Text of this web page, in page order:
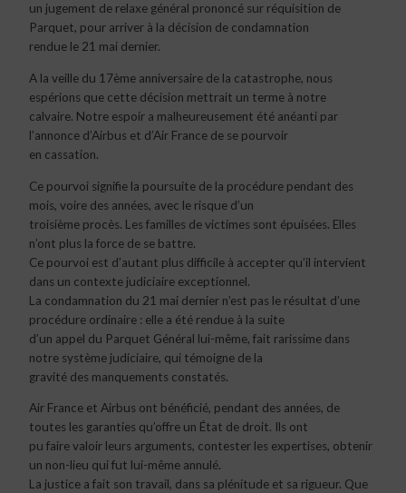
un jugement de relaxe général prononcé sur réquisition de
Parquet, pour arriver à la décision de condamnation
rendue le 21 mai dernier.
A la veille du 17ème anniversaire de la catastrophe, nous
espérions que cette décision mettrait un terme à notre
calvaire. Notre espoir a malheureusement été anéanti par
l’annonce d’Airbus et d’Air France de se pourvoir
en cassation.
Ce pourvoi signifie la poursuite de la procédure pendant des
mois, voire des années, avec le risque d’un
troisième procès. Les familles de victimes sont épuisées. Elles
n’ont plus la force de se battre.
Ce pourvoi est d’autant plus difficile à accepter qu’il intervient
dans un contexte judiciaire exceptionnel.
La condamnation du 21 mai dernier n’est pas le résultat d’une
procédure ordinaire : elle a été rendue à la suite
d’un appel du Parquet Général lui-même, fait rarissime dans
notre système judiciaire, qui témoigne de la
gravité des manquements constatés.
Air France et Airbus ont bénéficié, pendant des années, de
toutes les garanties qu’offre un État de droit. Ils ont
pu faire valoir leurs arguments, contester les expertises, obtenir
un non-lieu qui fut lui-même annulé.
La justice a fait son travail, dans sa plénitude et sa rigueur. Que